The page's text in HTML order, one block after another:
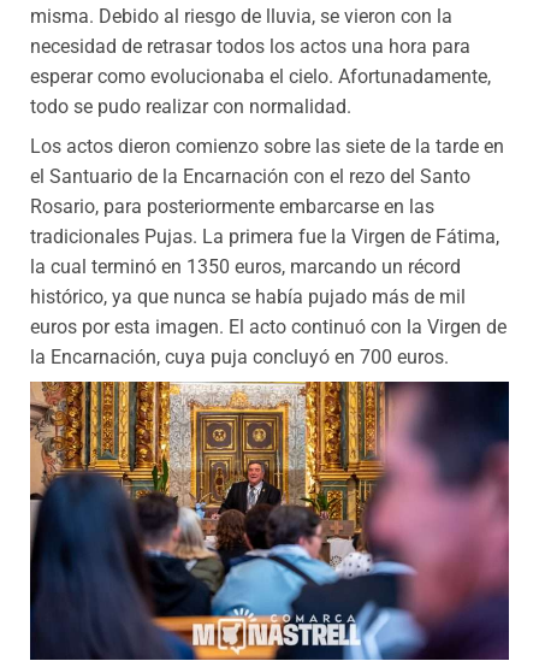
misma. Debido al riesgo de lluvia, se vieron con la
necesidad de retrasar todos los actos una hora para
esperar como evolucionaba el cielo. Afortunadamente,
todo se pudo realizar con normalidad.
Los actos dieron comienzo sobre las siete de la tarde en
el Santuario de la Encarnación con el rezo del Santo
Rosario, para posteriormente embarcarse en las
tradicionales Pujas. La primera fue la Virgen de Fátima,
la cual terminó en 1350 euros, marcando un récord
histórico, ya que nunca se había pujado más de mil
euros por esta imagen. El acto continuó con la Virgen de
la Encarnación, cuya puja concluyó en 700 euros.